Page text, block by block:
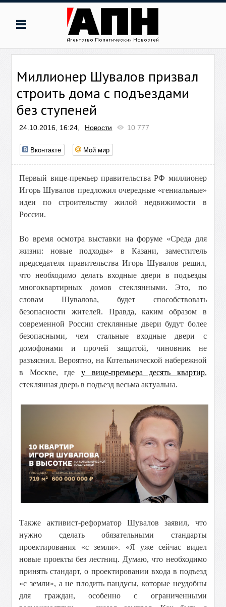
Миллионер Шувалов призвал
строить дома с подъездами
без ступеней
24.10.2016, 16:24, Новости 10 777
Вконтакте Мой мир
Первый вице-премьер правительства РФ миллионер
Игорь Шувалов предложил очередные «гениальные»
идеи по строительству жилой недвижимости в
России.
Во время осмотра выставки на форуме «Среда для
жизни: новые подходы» в Казани, заместитель
председателя правительства Игорь Шувалов решил,
что необходимо делать входные двери в подъезды
многоквартирных домов стеклянными. Это, по
словам Шувалова, будет способствовать
безопасности жителей. Правда, каким образом в
современной России стеклянные двери будут более
безопасными, чем стальные входные двери с
домофонами и прочей защитой, чиновник не
разъяснил. Вероятно, на Котельнической набережной
в Москве, где у вице-премьера десять квартир,
стеклянная дверь в подъезд весьма актуальна.
Также активист-реформатор Шувалов заявил, что
нужно сделать обязательными стандарты
проектирования «с земли». «Я уже сейчас видел
новые проекты без лестниц. Думаю, что необходимо
принять стандарт, о проектировании входа в подъезд
«с земли», а не плодить пандусы, которые неудобны
для граждан, особенно с ограниченными